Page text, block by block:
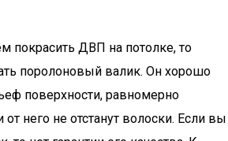
покрасить ДВП на потолке, то
поролоновый валик. Он хорошо
поверхности, равномерно
от него не отстанут волоски. Если вы